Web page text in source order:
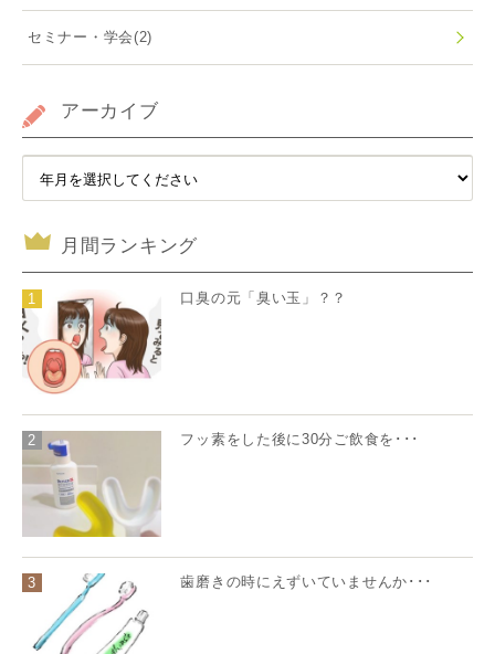
セミナー・学会(2)
アーカイブ
月間ランキング
1 口臭の元「臭い玉」？？
2 フッ素をした後に30分ご飲食を･･･
3 歯磨きの時にえずいていませんか･･･